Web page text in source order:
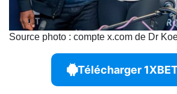
Source photo : compte x.com de Dr
Télécharger